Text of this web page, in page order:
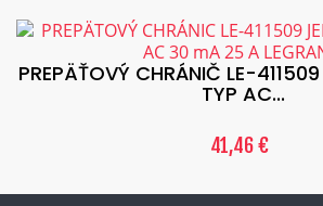
PREPÄŤOVÝ CHRÁNIČ LE-
TYP AC...
41,46 €